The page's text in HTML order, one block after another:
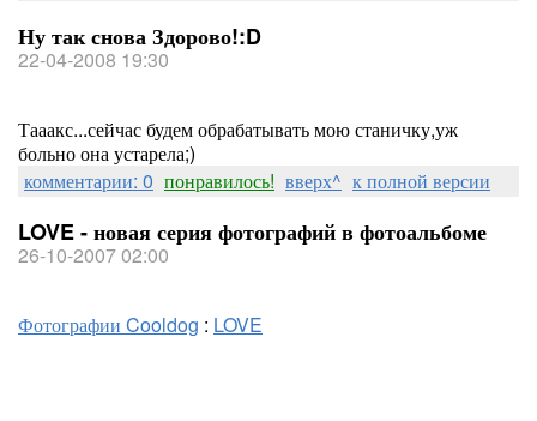
Ну так снова Здорово!:D
22-04-2008 19:30
Тааакс...сейчас будем обрабатывать мою станичку,уж
больно она устарела;)
комментарии: 0 понравилось! вверх^ к полной версии
LOVE - новая серия фотографий в фотоальбоме
26-10-2007 02:00
Фотографии Cooldog : LOVE